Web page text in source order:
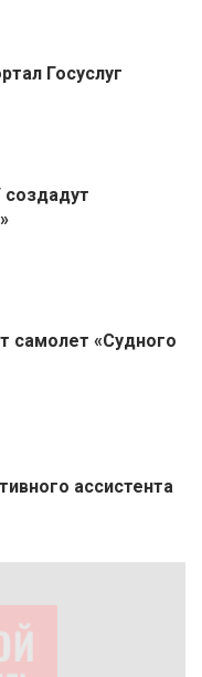
Госуслуг
самолет «Судного
ассистента